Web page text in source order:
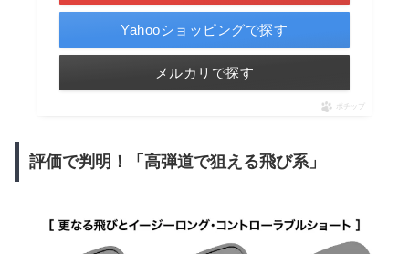
Yahooショッピングで探す
メルカリで探す
ポチップ
評価で判明！「高弾道で狙える飛び系」